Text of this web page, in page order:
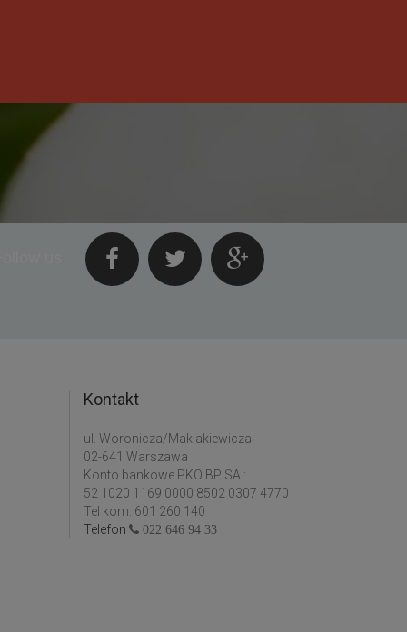
Kontakt
ul. Woronicza/Maklakiewicza
02-641 Warszawa
Konto bankowe PKO BP SA :
52 1020 1169 0000 8502 0307 4770
Tel kom: 601 260 140
Telefon
022 646 94 33